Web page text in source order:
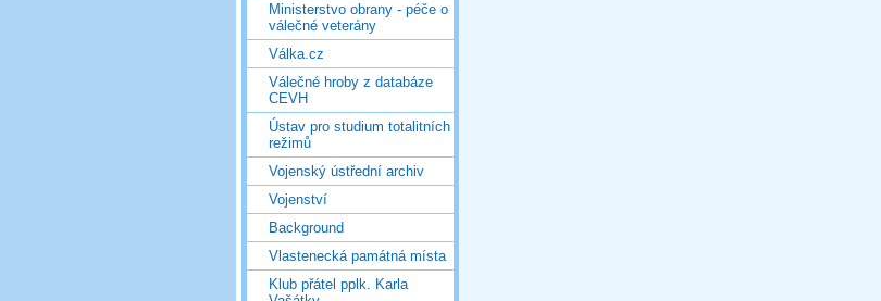
Ministerstvo obrany - péče o
válečné veterány
Válka.cz
Válečné hroby z databáze
CEVH
Ústav pro studium totalitních
režimů
Vojenský ústřední archiv
Vojenství
Background
Vlastenecká památná místa
Klub přátel pplk. Karla